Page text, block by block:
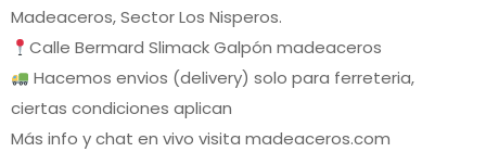
Madeaceros, Sector Los Nisperos.
Calle Bermard Slimack Galpón madeaceros
Hacemos envios (delivery) solo para ferreteria,
ciertas condiciones aplican
Más info y chat en vivo visita madeaceros.com